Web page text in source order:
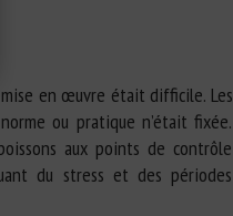
en œuvre était difficile. Les
ou pratique n’était fixée.
aux points de contrôle
du stress et des périodes